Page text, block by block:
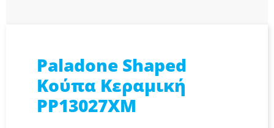
Paladone Shaped
Κούπα Κεραμική
PP13027XM